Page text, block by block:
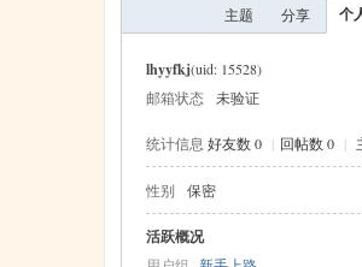
主题 分享 个
lhyyfkj(uid: 15528)
邮箱状态
未验证
统计信息 好友数 0 | 回帖数 0 |
性别 保密
活跃概况